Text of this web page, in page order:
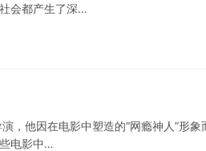
会都产生了深…
，他因在电影中塑造的“网瘾神人”形
电影中…